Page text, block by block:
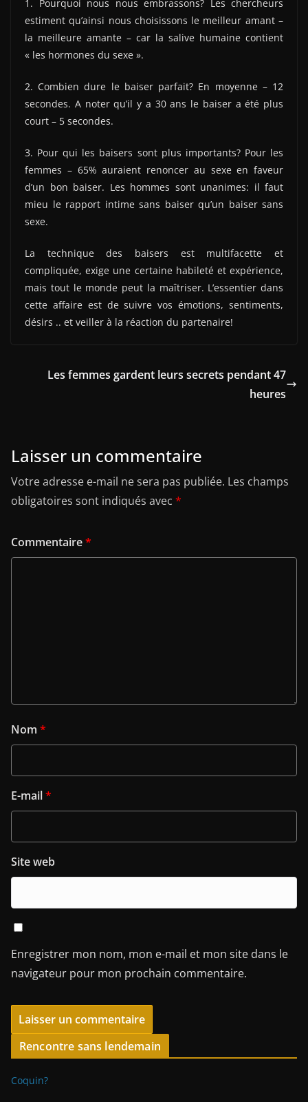
1. Pourquoi nous nous embrassons? Les chercheurs
estiment qu’ainsi nous choisissons le meilleur amant –
la meilleure amante – car la salive humaine contient
« les hormones du sexe ».
2. Combien dure le baiser parfait? En moyenne – 12
secondes. A noter qu’il y a 30 ans le baiser a été plus
court – 5 secondes.
3. Pour qui les baisers sont plus importants? Pour les
femmes – 65% auraient renoncer au sexe en faveur
d’un bon baiser. Les hommes sont unanimes: il faut
mieu le rapport intime sans baiser qu’un baiser sans
sexe.
La technique des baisers est multifacette et
compliquée, exige une certaine habileté et expérience,
mais tout le monde peut la maîtriser. L’essentier dans
cette affaire est de suivre vos émotions, sentiments,
désirs .. et veiller à la réaction du partenaire!
Les femmes gardent leurs secrets pendant 47
heures
Laisser un commentaire
Votre adresse e-mail ne sera pas publiée. Les champs
obligatoires sont indiqués avec *
Commentaire*
Nom *
E-mail*
Site web
Enregistrer mon nom, mon e-mail et mon site dans le
navigateur pour mon prochain commentaire.
Rencontre sans lendemain
Coquin?